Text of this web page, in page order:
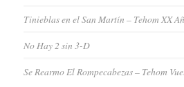
Tinieblas en el San Martín – Tehom XX
No Hay 2 sin 3-D
Se Rearmo El Rompecabezas – Tehom